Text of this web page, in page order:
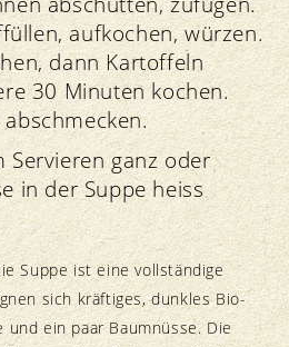
aufkochen, würzen.
dann Kartoffeln
30 Minuten kochen.
Servieren ganz oder
in der Suppe heiss
Suppe ist eine vollständige
sich kräftiges, dunkles Bio-
ein paar Baumnüsse. Die